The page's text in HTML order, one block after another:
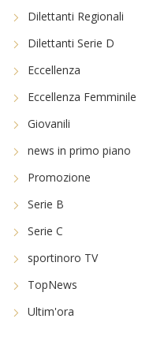
Dilettanti Regionali
Dilettanti Serie D
Eccellenza
Eccellenza Femminile
Giovanili
news in primo piano
Promozione
Serie B
Serie C
sportinoro TV
TopNews
Ultim'ora